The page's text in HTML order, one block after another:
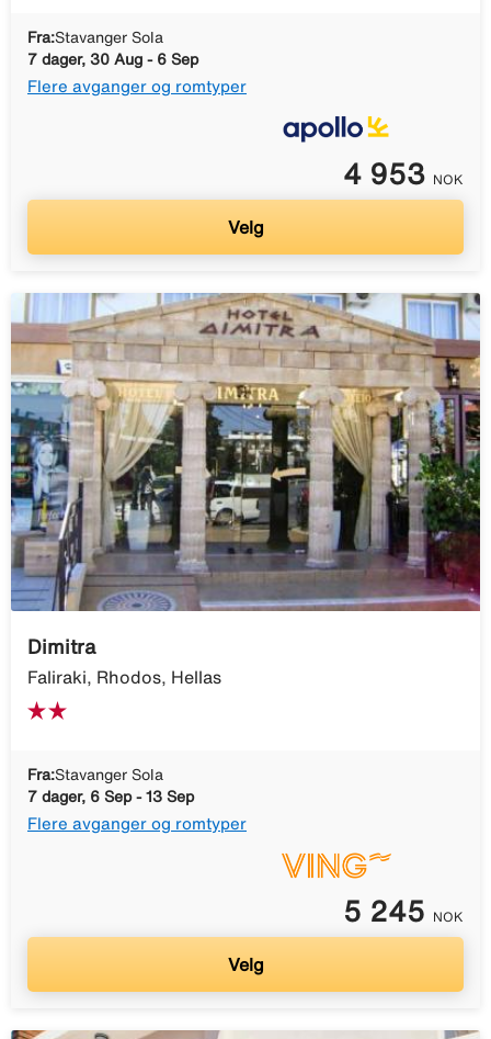
Fra:Stavanger Sola
7 dager, 30 Aug - 6 Sep
Flere avganger og romtyper
4 953 NOK
Velg
Dimitra
Faliraki, Rhodos, Hellas
Fra:Stavanger Sola
7 dager, 6 Sep - 13 Sep
Flere avganger og romtyper
5 245 NOK
Velg